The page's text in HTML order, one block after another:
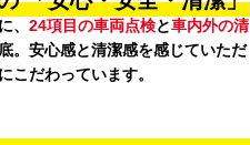
、 24項目の車両点検と車内外の清
。安心感と清潔感を感じていただ
こだわっています。